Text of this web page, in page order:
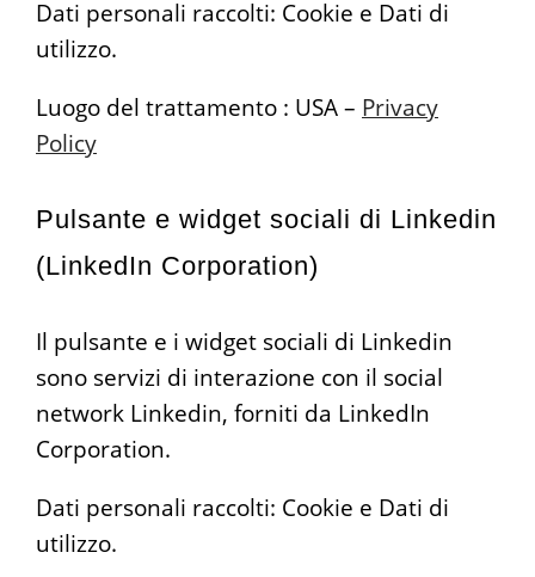
Dati personali raccolti: Cookie e Dati di
utilizzo.
Luogo del trattamento : USA – Privacy
Policy
Pulsante e widget sociali di Linkedin
(LinkedIn Corporation)
Il pulsante e i widget sociali di Linkedin
sono servizi di interazione con il social
network Linkedin, forniti da LinkedIn
Corporation.
Dati personali raccolti: Cookie e Dati di
utilizzo.